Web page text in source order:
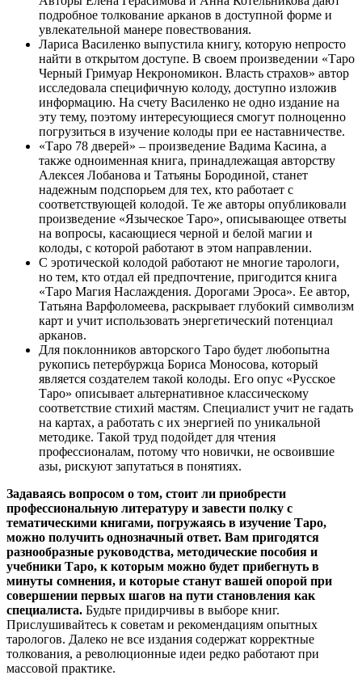
подробное толкование арканов в доступной форме и
увлекательной манере повествования.
Лариса Василенко выпустила книгу, которую непросто
найти в открытом доступе. В своем произведении «Таро
Черный Гримуар Некрономикон. Власть страхов» автор
исследовала специфичную колоду, доступно изложив
информацию. На счету Василенко не одно издание на
эту тему, поэтому интересующиеся смогут полноценно
погрузиться в изучение колоды при ее наставничестве.
«Таро 78 дверей» – произведение Вадима Касина, а
также одноименная книга, принадлежащая авторству
Алексея Лобанова и Татьяны Бородиной, станет
надежным подспорьем для тех, кто работает с
соответствующей колодой. Те же авторы опубликовали
произведение «Языческое Таро», описывающее ответы
на вопросы, касающиеся черной и белой магии и
колоды, с которой работают в этом направлении.
С эротической колодой работают не многие тарологи,
но тем, кто отдал ей предпочтение, пригодится книга
«Таро Магия Наслаждения. Дорогами Эроса». Ее автор,
Татьяна Варфоломеева, раскрывает глубокий символизм
карт и учит использовать энергетический потенциал
арканов.
Для поклонников авторского Таро будет любопытна
рукопись петербуржца Бориса Моносова, который
является создателем такой колоды. Его опус «Русское
Таро» описывает альтернативное классическому
соответствие стихий мастям. Специалист учит не гадать
на картах, а работать с их энергией по уникальной
методике. Такой труд подойдет для чтения
профессионалам, потому что новички, не освоившие
азы, рискуют запутаться в понятиях.
Задаваясь вопросом о том, стоит ли приобрести
профессиональную литературу и завести полку с
тематическими книгами, погружаясь в изучение Таро,
можно получить однозначный ответ. Вам пригодятся
разнообразные руководства, методические пособия и
учебники Таро, к которым можно будет прибегнуть в
минуты сомнения, и которые станут вашей опорой при
совершении первых шагов на пути становления как
специалиста. Будьте придирчивы в выборе книг.
Прислушивайтесь к советам и рекомендациям опытных
тарологов. Далеко не все издания содержат корректные
толкования, а революционные идеи редко работают при
массовой практике.